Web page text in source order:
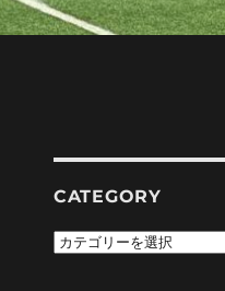
CATEGORY
Category